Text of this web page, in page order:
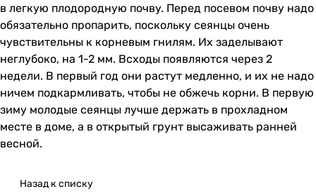
в легкую плодородную почву. Перед посевом почву надо
обязательно пропарить, поскольку сеянцы очень
чувствительны к корневым гнилям. Их заделывают
неглубоко, на 1-2 мм. Всходы появляются через 2
недели. В первый год они растут медленно, и их не надо
ничем подкармливать, чтобы не обжечь корни. В первую
зиму молодые сеянцы лучше держать в прохладном
месте в доме, а в открытый грунт высаживать ранней
весной.
Назад к списку